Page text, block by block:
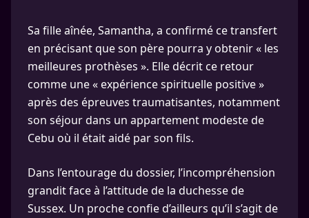
Sa fille aînée, Samantha, a confirmé ce transfert
en précisant que son père pourra y obtenir « les
meilleures prothèses ». Elle décrit ce retour
comme une « expérience spirituelle positive »
après des épreuves traumatisantes, notamment
son séjour dans un appartement modeste de
Cebu où il était aidé par son fils.
Dans l’entourage du dossier, l’incompréhension
grandit face à l’attitude de la duchesse de
Sussex. Un proche confie d’ailleurs qu’il s’agit de